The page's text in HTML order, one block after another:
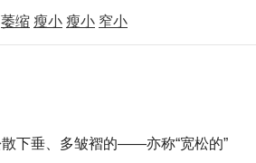
萎缩 瘦小 瘦小 窄小
下垂、多皱褶的——亦称“宽松的”